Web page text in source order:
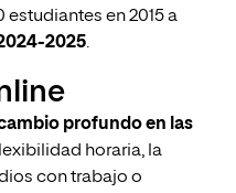
en 2015 a
2025.
profundo en las
horaria, la
con trabajo o